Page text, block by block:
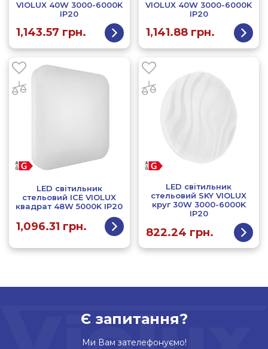
VIOLUX 40W 3000-6000K
IP20
1,143.57 грн.
VIOLUX 40W 3000-6000K
IP20
1,141.88 грн.
LED світильник
стельовий ICE VIOLUX
квадрат 48W 5000K IP20
1,096.31 грн.
LED світильник
стельовий SKY VIOLUX
круг 30W 3000-6000K
IP20
822.24 грн.
Є запитання?
Ми Вам зателефонуємо!